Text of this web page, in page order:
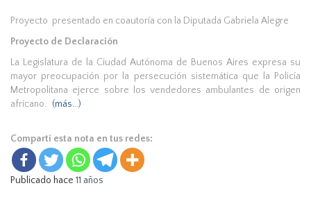
Proyecto presentado en coautoría con la Diputada Gabriela Alegre
Proyecto de Declaración
La Legislatura de la Ciudad Autónoma de Buenos Aires expresa su
mayor preocupación por la persecución sistemática que la Policía
Metropolitana ejerce sobre los vendedores ambulantes de origen
africano.
(más…)
Compartí esta nota en tus redes:
Publicado hace 11 años